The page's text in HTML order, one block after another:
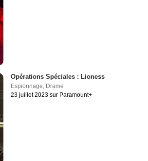
Opérations Spéciales : Lioness
Espionnage, Drame
23 juillet 2023 sur Paramount+